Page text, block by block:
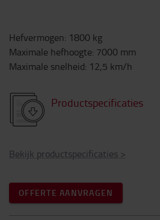
Hefvermogen: 1800 kg
Maximale hefhoogte: 7000 mm
Maximale snelheid: 12,5 km/h
Productspecificaties
Bekijk productspecificaties >
OFFERTE AANVRAGEN